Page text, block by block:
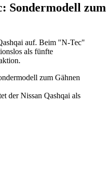
Sondermodell zum
auf. Beim "N-Tec"
als fünfte
der Nissan Qashqai als